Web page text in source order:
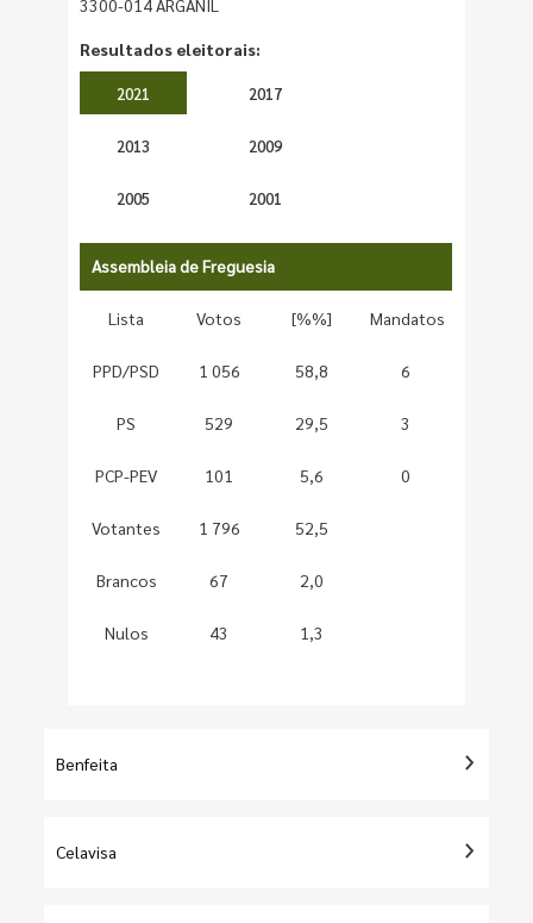
3300-014 ARGANIL
Resultados eleitorais:
2021 2017
2013 2009
2005 2001
Assembleia de Freguesia
Lista Votos [%%] Mandatos
PPD/PSD 1 056 58,8 6
PS 529 29,5 3
PCP-PEV 101 5,6 0
Votantes 1 796 52,5
Brancos 67 2,0
Nulos 43 1,3
Benfeita
Celavisa